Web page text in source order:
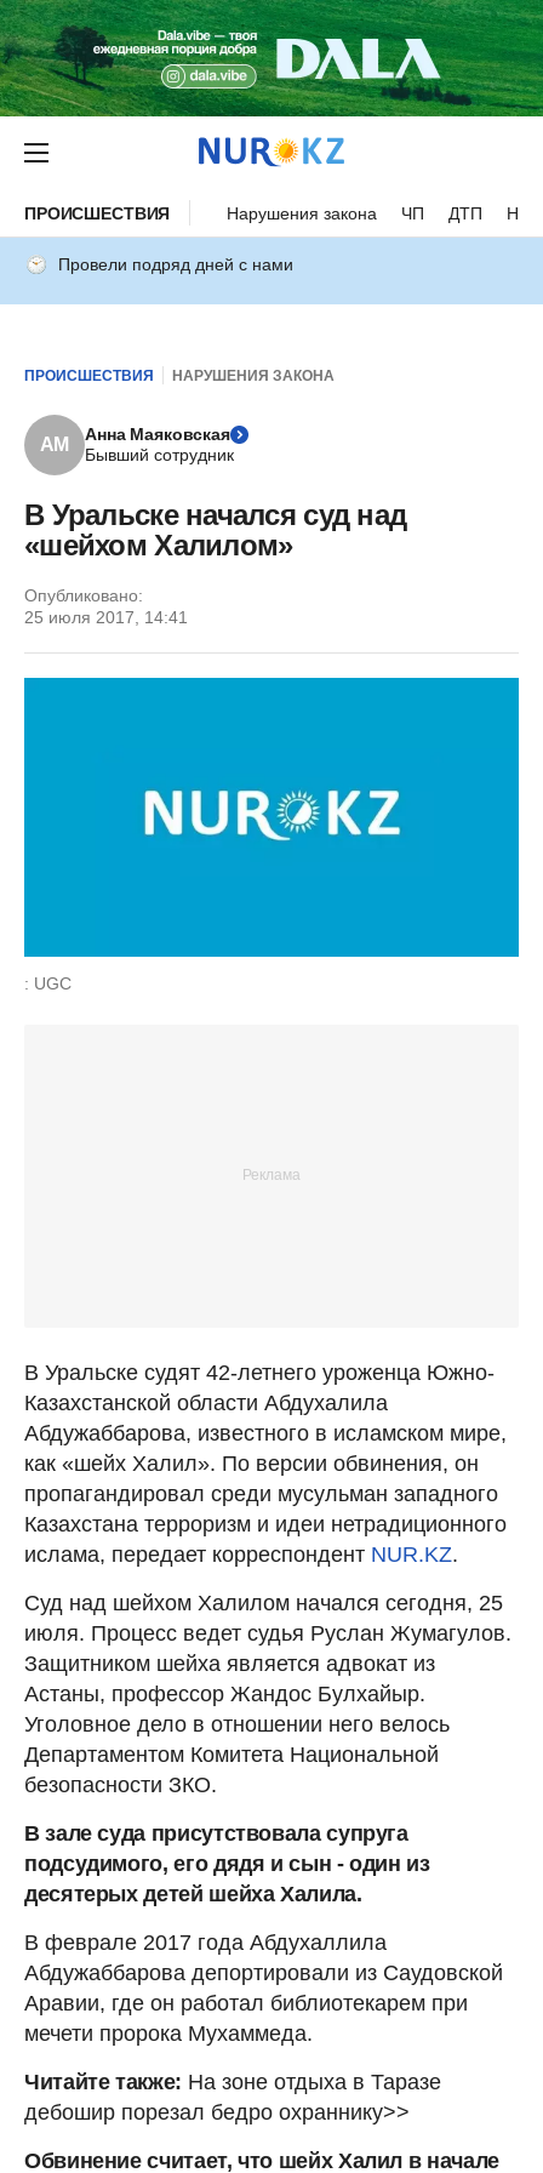
ПРОИСШЕСТВИЯ Нарушения закона ЧП ДТП
Провели подряд дней с нами
ПРОИСШЕСТВИЯ НАРУШЕНИЯ ЗАКОНА
АМ
Анна Маяковская
Бывший сотрудник
В Уральске начался суд над
«шейхом Халилом»
Опубликовано:
25 июля 2017, 14:41
: UGC
В Уральске судят 42-летнего уроженца Южно-
Казахстанской области Абдухалила
Абдужаббарова, известного в исламском мире,
как «шейх Халил». По версии обвинения, он
пропагандировал среди мусульман западного
Казахстана терроризм и идеи нетрадиционного
ислама, передает корреспондент NUR.KZ.
Суд над шейхом Халилом начался сегодня, 25
июля. Процесс ведет судья Руслан Жумагулов.
Защитником шейха является адвокат из
Астаны, профессор Жандос Булхайыр.
Уголовное дело в отношении него велось
Департаментом Комитета Национальной
безопасности ЗКО.
В зале суда присутствовала супруга
подсудимого, его дядя и сын - один из
десятерых детей шейха Халила.
В феврале 2017 года Абдухаллила
Абдужаббарова депортировали из Саудовской
Аравии, где он работал библиотекарем при
мечети пророка Мухаммеда.
Читайте также: На зоне отдыха в Таразе
дебошир порезал бедро охраннику>>
Обвинение считает, что шейх Халил в начале